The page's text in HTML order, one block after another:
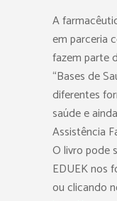
A
em parceria
fazem parte
“Bases de
diferentes
saúde e
Assistência
O livro pode
EDUEK nos
ou clicando